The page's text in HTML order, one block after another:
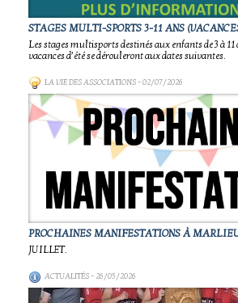
STAGES MULTI-SPORTS 3-11 ANS
Les stages multisports destinés aux enfants de 3 à
vacances d’été se dérouleront aux dates suivantes.
LA VIE DES ASSOCIATIONS- 02/07/2026
PROCHAINES MANIFESTATIONS À
JUILLET.
ACTUALITÉS- 26/05/2026